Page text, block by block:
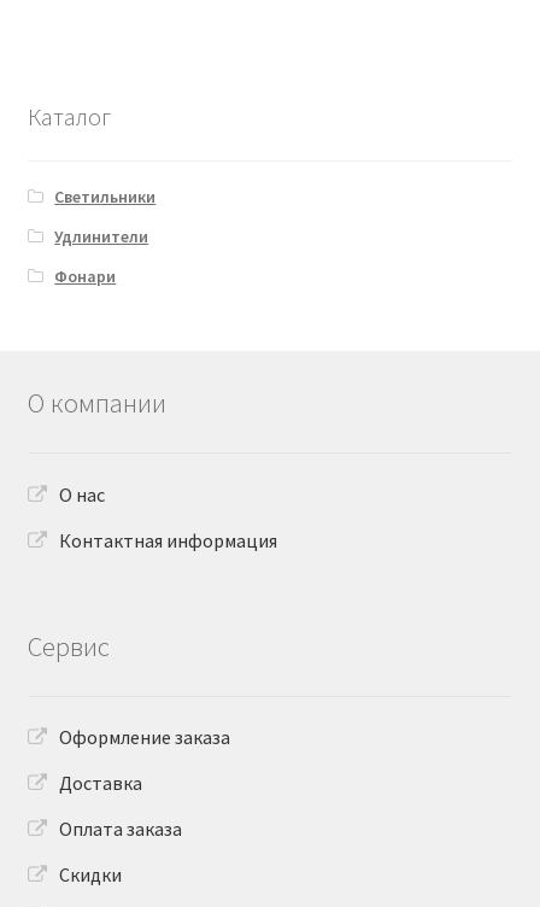
Каталог
Светильники
Удлинители
Фонари
О компании
О нас
Контактная информация
Сервис
Оформление заказа
Доставка
Оплата заказа
Скидки